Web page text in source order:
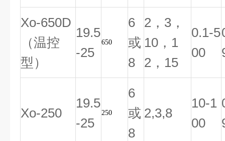
Xo-650D
（温控
型）
19.5
-25
650
6
或
8
2，3，
10，1
2，15
0.1-5
00
Xo-250
19.5
-25
250
6
或
8
2,3,8
10-1
00